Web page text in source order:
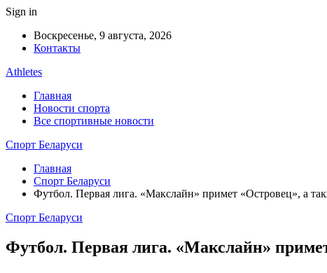
Sign in
Воскресенье, 9 августа, 2026
Контакты
Athletes
Главная
Новости спорта
Все спортивные новости
Спорт Беларуси
Главная
Спорт Беларуси
Футбол. Первая лига. «Макслайн» примет «Островец», а
Спорт Беларуси
Футбол. Первая лига. «Макслайн»